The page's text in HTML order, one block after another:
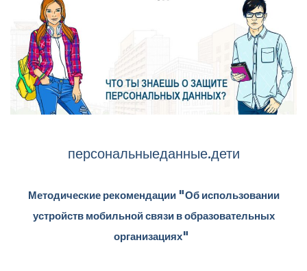
персональныеданные.дети
Методические рекомендации "Об использовании
устройств мобильной связи в образовательных
организациях"